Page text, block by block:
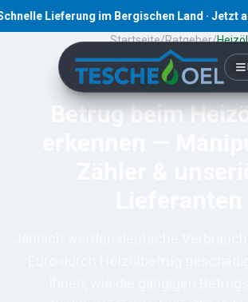
Lieferung im Bergischen Land · Jetzt
Startseite/Ratgeber/Heizöl
Min. Lesezeit
Betrug beim